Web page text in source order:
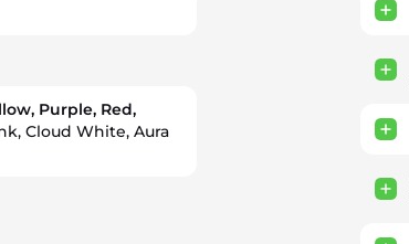
Purple, Red,
Cloud White, Aura